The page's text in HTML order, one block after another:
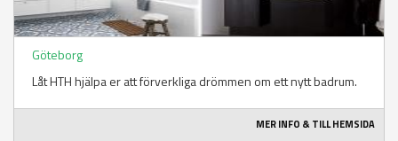
Göteborg
Låt HTH hjälpa er att förverkliga drömmen om ett nytt badrum.
MER INFO & TILL HEMSIDA